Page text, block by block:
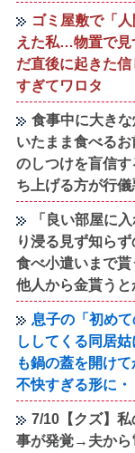
ゴミ屋敷で「
えた私…物置で見
だ直後に起きた
すぎてワロタ
食事中に大き
いたまま食べる
のしつけを盲信
ち上げる方が行儀
「良い部屋に
り浸る見ず知ら
食べ小遣いまで
他人から金貰う
息子の「初め
ししてくる同居
も鍋の蓋を開け
不快すぎる形に・
7/10【クズ】
事が発覚→夫から